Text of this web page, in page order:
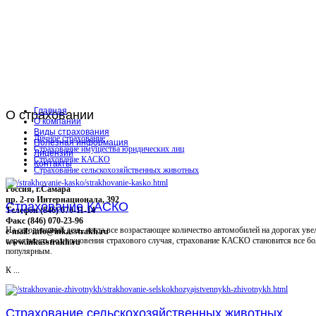
О страховании
Личное страхование
Страхование имущества юридических лиц
Страхование КАСКО
Страхование сельскохозяйственных животных
Россия, г.Самара
пр. 2-го Интернационала, 392
Телефон (846) 070-11-14
Факс (846) 070-23-96
e-mail: info@inkasstrakh.ru
www.inkasstrakh.ru
Главная
О компании
Виды страхования
Полезная информация
Лицензии
Контакты
Страхование КАСКО
На сегодняшний день, когда все возрастающее количество автомобилей на дорогах
вероятность возникновения страхового случая, страхование КАСКО становится все
популярным.
К ...
Страхование сельскохозяйственных животных